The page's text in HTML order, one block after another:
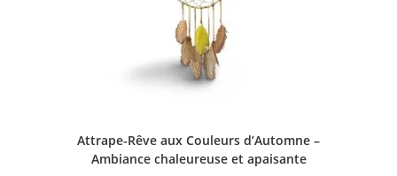
Attrape-Rêve aux Couleurs d’Automne –
Ambiance chaleureuse et apaisante